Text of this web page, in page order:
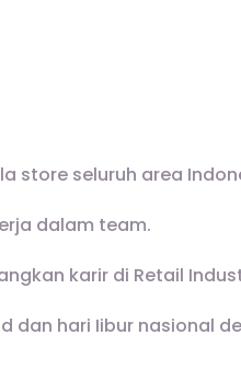
store seluruh area
dalam team.
karir di Retail
dan hari Iibur nasional